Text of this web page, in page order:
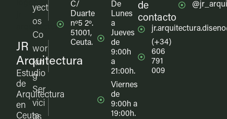
JR
Arquitectura
Estudio
de
Arquitectura
en
Ceuta
yect
os
Co
wor
kin
g
Ser
vici
C/
Duarte
nº5 2º.
51001,
Ceuta.
De
Lunes
a
Jueves
de
9:00h
a
21:00h.
Viernes
de
9:00h a
19:00h.
de
contacto
(+34)
606
791
009